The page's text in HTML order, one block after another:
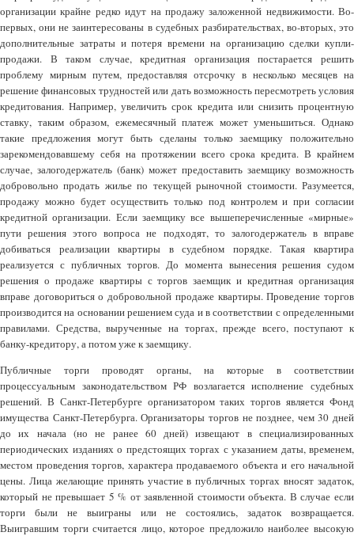
организации крайне редко идут на продажу заложенной недвижимости. Во-
первых, они не заинтересованы в судебных разбирательствах, во-вторых, это
дополнительные затраты и потеря времени на организацию сделки купли-
продажи. В таком случае, кредитная организация постарается решить
проблему мирным путем, предоставляя отсрочку в несколько месяцев на
решение финансовых трудностей или дать возможность пересмотреть условия
кредитования. Например, увеличить срок кредита или снизить процентную
ставку, таким образом, ежемесячный платеж может уменьшиться. Однако
такие предложения могут быть сделаны только заемщику положительно
зарекомендовавшему себя на протяжении всего срока кредита. В крайнем
случае, залогодержатель (банк) может предоставить заемщику возможность
добровольно продать жилье по текущей рыночной стоимости. Разумеется,
продажу можно будет осуществить только под контролем и при согласии
кредитной организации. Если заемщику все вышеперечисленные «мирные»
пути решения этого вопроса не подходят, то залогодержатель в вправе
добиваться реализации квартиры в судебном порядке. Такая квартира
реализуется с публичных торгов. До момента вынесения решения судом
решения о продаже квартиры с торгов заемщик и кредитная организация
вправе договориться о добровольной продаже квартиры. Проведение торгов
производится на основании решением суда и в соответствии с определенными
правилами. Средства, вырученные на торгах, прежде всего, поступают к
банку-кредитору, а потом уже к заемщику.
Публичные торги проводят органы, на которые в соответствии
процессуальным законодательством РФ возлагается исполнение судебных
решений. В Санкт-Петербурге организатором таких торгов является Фонд
имущества Санкт-Петербурга. Организаторы торгов не позднее, чем 30 дней
до их начала (но не ранее 60 дней) извещают в специализированных
периодических изданиях о предстоящих торгах с указанием даты, временем,
местом проведения торгов, характера продаваемого объекта и его начальной
цены. Лица желающие принять участие в публичных торгах вносят задаток,
который не превышает 5 % от заявленной стоимости объекта. В случае если
торги были не выиграны или не состоялись, задаток возвращается.
Выигравшим торги считается лицо, которое предложило наиболее высокую